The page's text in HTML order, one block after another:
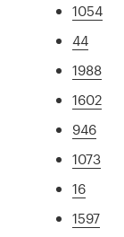
1054
44
1988
1602
946
1073
16
1597